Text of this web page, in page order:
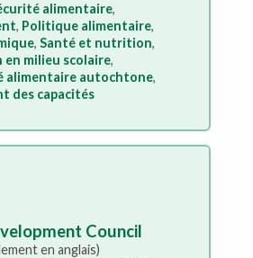
alimentaire,
, Politique alimentaire,
,Santé et nutrition,
milieu scolaire,
alimentaire autochtone,
des capacités
Council
en anglais)